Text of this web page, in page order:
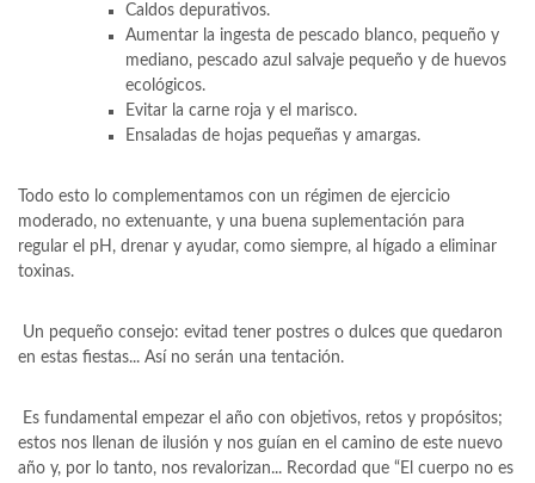
Caldos depurativos.
Aumentar la ingesta de pescado blanco, pequeño y
mediano, pescado azul salvaje pequeño y de huevos
ecológicos.
Evitar la carne roja y el marisco.
Ensaladas de hojas pequeñas y amargas.
Todo esto lo complementamos con un régimen de ejercicio
moderado, no extenuante, y una buena suplementación para
regular el pH, drenar y ayudar, como siempre, al hígado a eliminar
toxinas.
Un pequeño consejo: evitad tener postres o dulces que quedaron
en estas fiestas... Así no serán una tentación.
Es fundamental empezar el año con objetivos, retos y propósitos;
estos nos llenan de ilusión y nos guían en el camino de este nuevo
año y, por lo tanto, nos revalorizan... Recordad que “El cuerpo no es